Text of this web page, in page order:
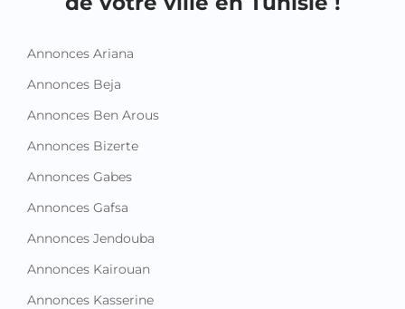
Annonces Ariana
Annonces Beja
Annonces Ben Arous
Annonces Bizerte
Annonces Gabes
Annonces Gafsa
Annonces Jendouba
Annonces Kairouan
Annonces Kasserine